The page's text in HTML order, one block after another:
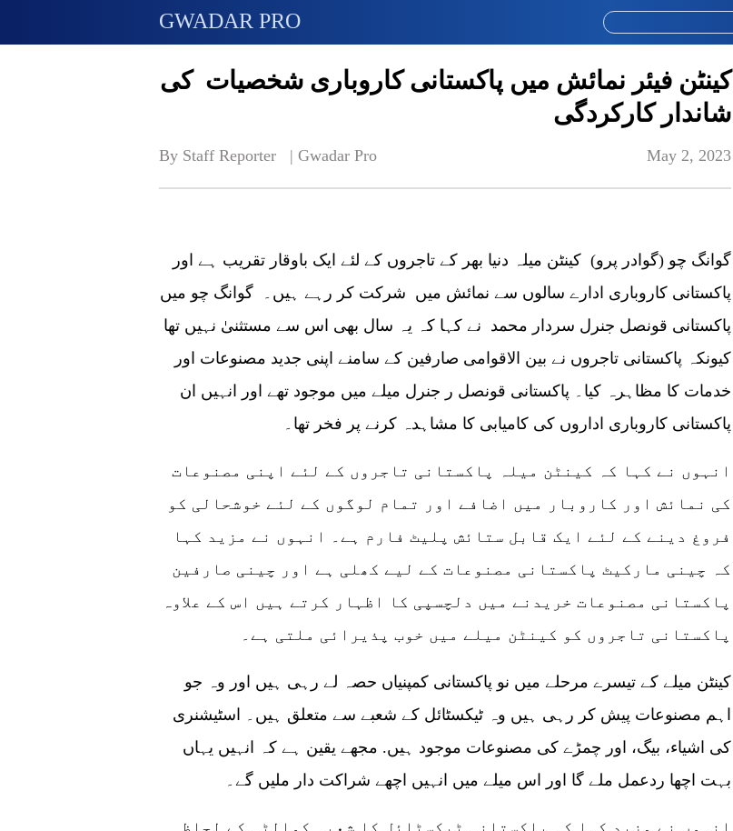
GWADAR PRO
کینٹن فیئر نمائش میں پاکستانی کاروباری شخصیات کی
شاندار کارکردگی
By Staff Reporter   | Gwadar Pro May 2, 2023
پاکستانی کاروباری ادارے سالوں سے نمائش میں شرکت کر رہے ہیں۔ گوانگ چو میں
پاکستانی قونصل جنرل سردار محمد نے کہا کہ یہ سال بھی اس سے مستثنیٰ نہیں تھا
کیونکہ پاکستانی تاجروں نے بین الاقوامی صارفین کے سامنے اپنی جدید مصنوعات اور
خدمات کا مظاہرہ کیا۔ پاکستانی قونصل ر جنرل میلے میں موجود تھے اور انہیں ان
پاکستانی کاروباری اداروں کی کامیابی کا مشاہدہ کرنے پر فخر تھا۔
انہوں نے کہا کہ کینٹن میلہ پاکستانی تاجروں کے لئے اپنی مصنوعات
کی نمائش اور کاروبار میں اضافے اور تمام لوگوں کے لئے خوشحالی کو
فروغ دینے کے لئے ایک قابل ستائش پلیٹ فارم ہے۔ انہوں نے مزید کہا
کہ چینی مارکیٹ پاکستانی مصنوعات کے لیے کھلی ہے اور چینی صارفین
پاکستانی مصنوعات خریدنے میں دلچسپی کا اظہار کرتے ہیں اس کے علاوہ
پاکستانی تاجروں کو کینٹن میلے میں خوب پذیرائی ملتی ہے۔
اہم مصنوعات پیش کر رہی ہیں وہ ٹیکسٹائل کے شعبے سے متعلق ہیں۔ اسٹیشنری
کی اشیاء، بیگ، اور چمڑے کی مصنوعات موجود ہیں. مجھے یقین ہے کہ انہیں یہاں
بہت اچھا ردعمل ملے گا اور اس میلے میں انہیں اچھے شراکت دار ملیں گے۔